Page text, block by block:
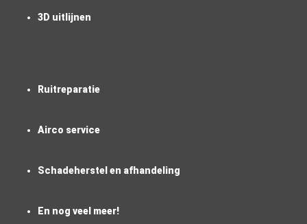
3D uitlijnen
Ruitreparatie
Airco service
Schadeherstel en afhandeling
En nog veel meer!